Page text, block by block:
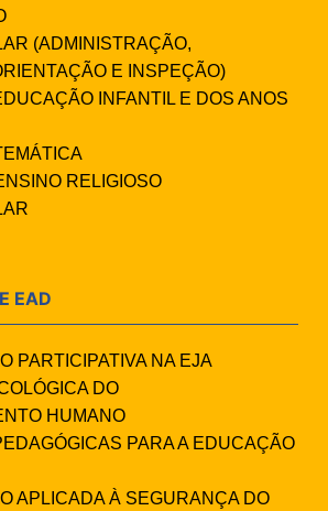
(ADMINISTRAÇÃO,
E INSPEÇÃO)
INFANTIL E DOS ANOS
RELIGIOSO
EAD
PARTICIPATIVA NA EJA
DO
HUMANO
PARA A EDUCAÇÃO
APLICADA À SEGURANÇA DO